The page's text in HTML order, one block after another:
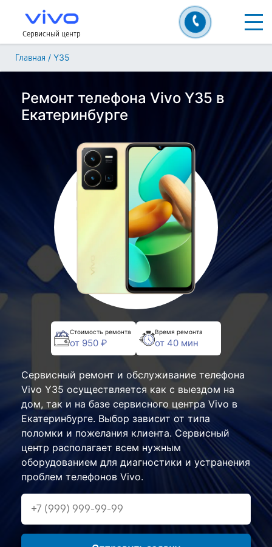
Сервисный центр
Главная / Y35
Ремонт телефона Vivo Y35 в
Екатеринбурге
Стоимость ремонта
от 950 ₽
Время ремонта
от 40 мин
Сервисный ремонт и обслуживание телефона
Vivo Y35 осуществляется как с выездом на
дом, так и на базе сервисного центра Vivo в
Екатеринбурге. Выбор зависит от типа
поломки и пожелания клиента. Сервисный
центр располагает всем нужным
оборудованием для диагностики и устранения
проблем телефонов Vivo.